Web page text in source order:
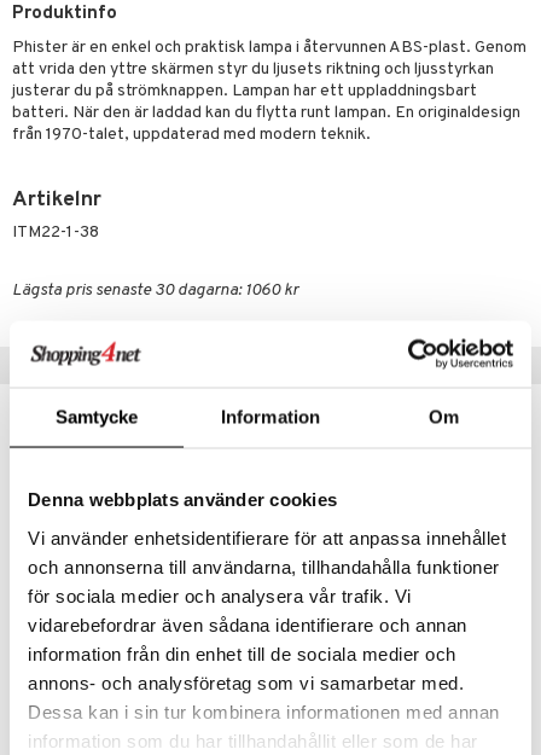
Samtycke Information Om
Denna webbplats använder cookies
Vi använder enhetsidentifierare för att anpassa innehållet
och annonserna till användarna, tillhandahålla funktioner
för sociala medier och analysera vår trafik. Vi
vidarebefordrar även sådana identifierare och annan
information från din enhet till de sociala medier och
annons- och analysföretag som vi samarbetar med.
Dessa kan i sin tur kombinera informationen med annan
information som du har tillhandahållit eller som de har
Produktinfo
Phister är en enkel och praktisk lampa i återvunnen ABS-plast. Genom
att vrida den yttre skärmen styr du ljusets riktning och ljusstyrkan
justerar du på strömknappen. Lampan har ett uppladdningsbart
batteri. När den är laddad kan du flytta runt lampan. En originaldesign
från 1970-talet, uppdaterad med modern teknik.
Artikelnr
ITM22-1-38
Lägsta pris senaste 30 dagarna: 1060 kr
Finns i flera varianter
Hoptimist LED lampa L
HOPTIMIST
fr.737 kr ( ord.867 kr )
kampanj -15%
Finns i flera varianter
Hoptimist LED lampa XL
HOPTIMIST
1053 kr (ord.1238 kr)
kampanj
tallrikar& Skålar